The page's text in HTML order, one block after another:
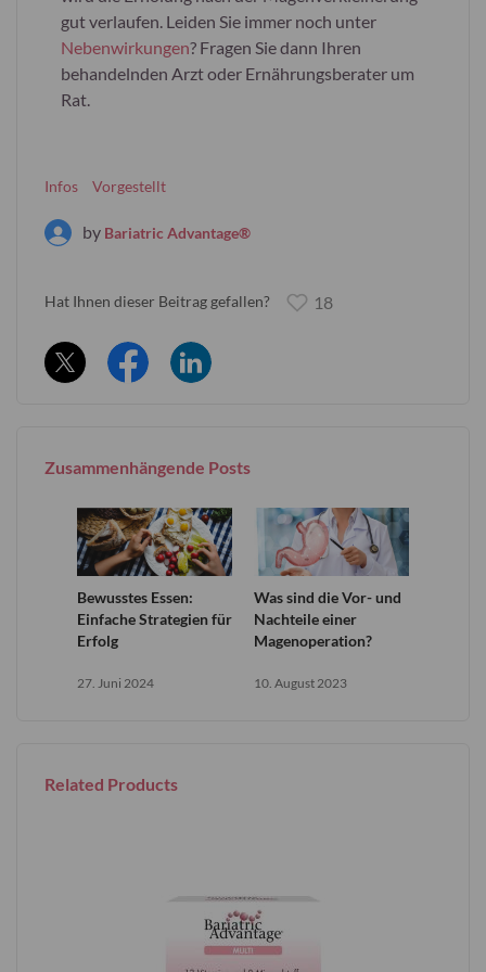
gut verlaufen. Leiden Sie immer noch unter
Nebenwirkungen? Fragen Sie dann Ihren
behandelnden Arzt oder Ernährungsberater um
Rat.
Infos Vorgestellt
by Bariatric Advantage®
Hat Ihnen dieser Beitrag gefallen? 18
Zusammenhängende Posts
Bewusstes Essen:
Einfache Strategien für
Erfolg
27. Juni 2024
Was sind die Vor- und
Nachteile einer
Magenoperation?
10. August 2023
Related Products